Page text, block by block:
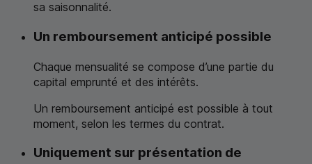
sa saisonnalité.
Un remboursement anticipé possible
Chaque mensualité se compose d’une partie du
capital emprunté et des intérêts.
Un remboursement anticipé est possible à tout
moment, selon les termes du contrat.
Uniquement sur présentation de